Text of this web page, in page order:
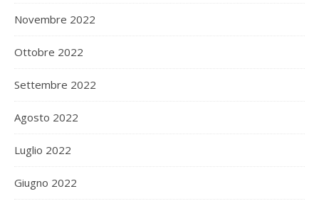
Novembre 2022
Ottobre 2022
Settembre 2022
Agosto 2022
Luglio 2022
Giugno 2022